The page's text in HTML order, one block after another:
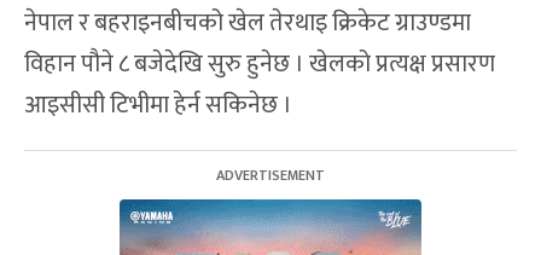
नेपाल र बहराइनबीचको खेल तेरथाइ क्रिकेट ग्राउण्डमा
विहान पौने ८ बजेदेखि सुरु हुनेछ । खेलको प्रत्यक्ष प्रसारण
आइसीसी टिभीमा हेर्न सकिनेछ ।